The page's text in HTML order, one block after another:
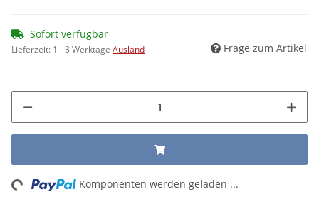
Sofort verfügbar
Lieferzeit: 1 - 3 Werktage Ausland Frage zum Artikel
Komponenten werden geladen ...